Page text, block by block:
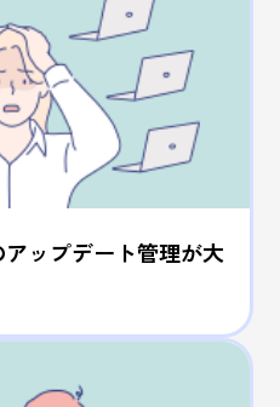
ップデート管理が大